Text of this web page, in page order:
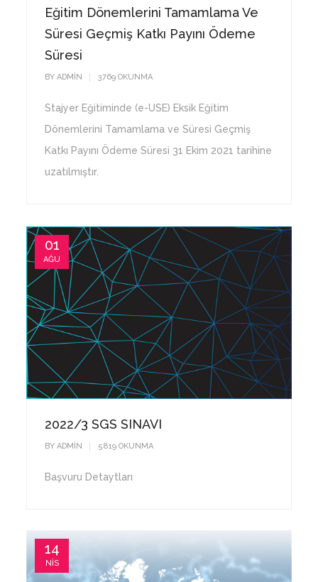
Eğitim Dönemlerini Tamamlama Ve
Süresi Geçmiş Katkı Payını Ödeme
Süresi
BYADMIN 3771OKUNMA
Stajyer Eğitiminde (e-USE) Eksik Eğitim
Dönemlerini Tamamlama ve Süresi Geçmiş
Katkı Payını Ödeme Süresi 31 Ekim 2021 tarihine
uzatılmıştır.
01
AĞU
2022/3 SGS SINAVI
BYADMIN 5822 OKUNMA
Başvuru Detaytları
14
NIS